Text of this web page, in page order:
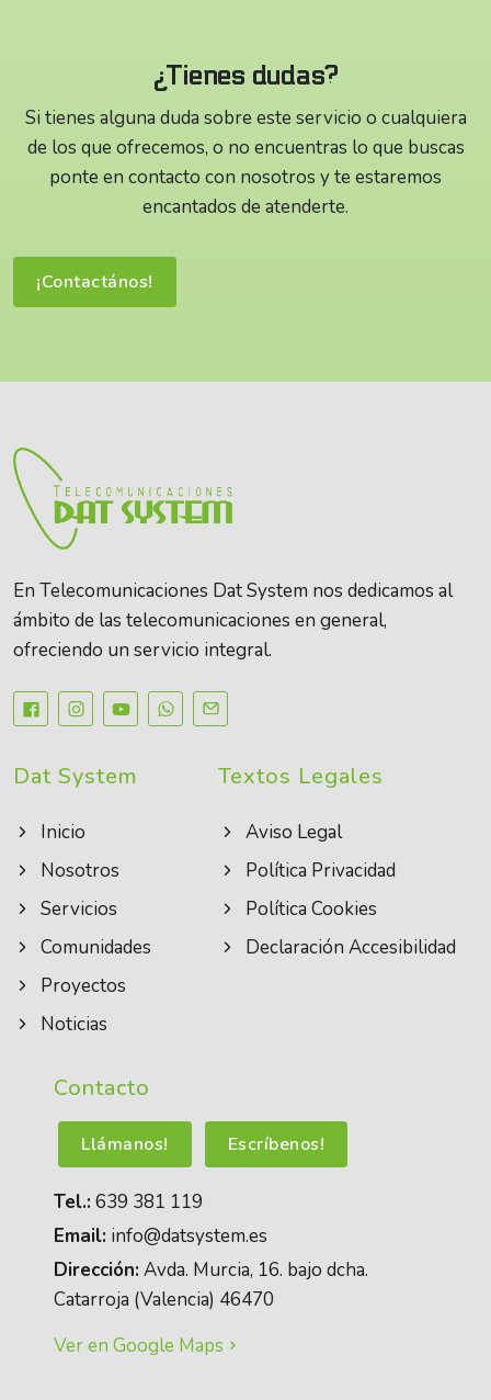
¿Tienes dudas?
Si tienes alguna duda sobre este servicio o cualquiera
de los que ofrecemos, o no encuentras lo que buscas
ponte en contacto con nosotros y te estaremos
encantados de atenderte.
¡Contactános!
En Telecomunicaciones Dat System nos dedicamos al
ámbito de las telecomunicaciones en general,
ofreciendo un servicio integral.
Dat System
Inicio
Nosotros
Servicios
Comunidades
Proyectos
Noticias
Textos Legales
Aviso Legal
Política Privacidad
Política Cookies
Declaración Accesibilidad
Contacto
Llámanos! Escríbenos!
Tel.: 639 381 119
Email: info@datsystem.es
Dirección: Avda. Murcia, 16. bajo dcha.
Catarroja (Valencia) 46470
Ver en Google Maps